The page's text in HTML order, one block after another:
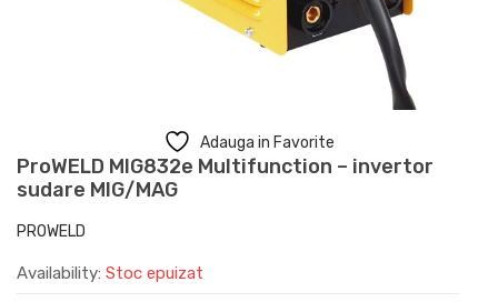
Adauga in Favorite
ProWELD MIG832e Multifunction – invertor
sudare MIG/MAG
PROWELD
Availability: Stoc epuizat